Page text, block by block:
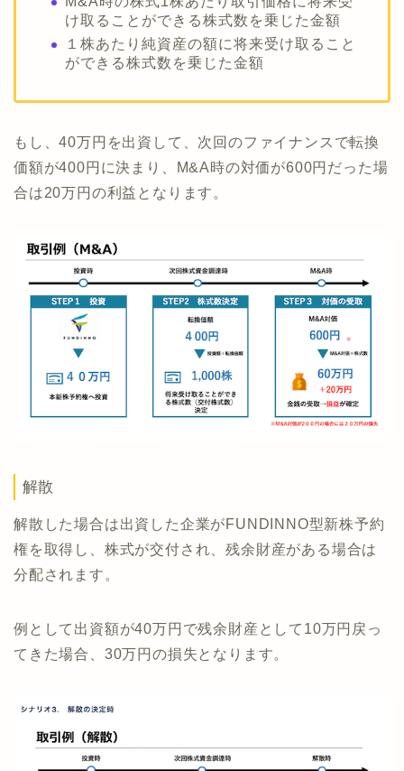
け取ることができる株式数を乗じた金額
１株あたり純資産の額に将来受け取ること
ができる株式数を乗じた金額
もし、40万円を出資して、次回のファイナンスで転換
価額が400円に決まり、M&A時の対価が600円だった場
合は20万円の利益となります。
解散
解散した場合は出資した企業がFUNDINNO型新株予約
権を取得し、株式が交付され、残余財産がある場合は
分配されます。
例として出資額が40万円で残余財産として10万円戻っ
てきた場合、30万円の損失となります。